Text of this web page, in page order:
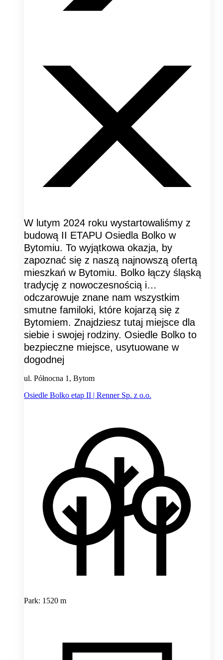
W lutym 2024 roku wystartowaliśmy z
budową II ETAPU Osiedla Bolko w
Bytomiu. To wyjątkowa okazja, by
zapoznać się z naszą najnowszą ofertą
mieszkań w Bytomiu. Bolko łączy śląską
tradycję z nowoczesnością i…
odczarowuje znane nam wszystkim
smutne familoki, które kojarzą się z
Bytomiem. Znajdziesz tutaj miejsce dla
siebie i swojej rodziny. Osiedle Bolko to
bezpieczne miejsce, usytuowane w
dogodnej
ul. Północna 1, Bytom
Osiedle Bolko etap II | Renner Sp. z o.o.
Park: 1520 m